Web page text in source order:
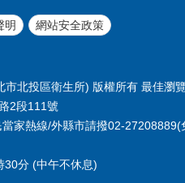
明 網站安全政策
市北投區衛生所) 版權所有 最佳瀏
2段111號
家熱線/外縣市請撥02-
30分 (中午不休息)